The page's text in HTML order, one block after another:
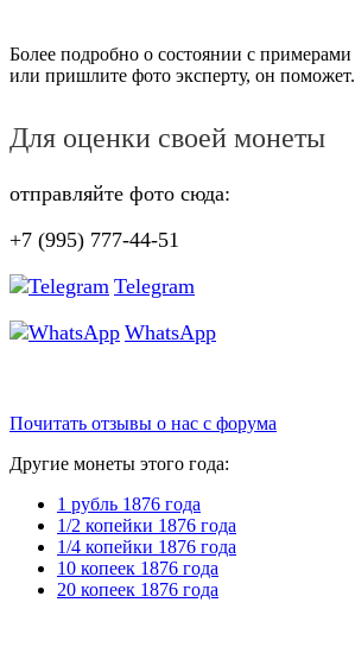
Более подробно о состоянии с примерами
или пришлите фото эксперту, он поможет.
Для оценки своей монеты
отправляйте фото сюда:
+7 (995) 777-44-51
Telegram
WhatsApp
Почитать отзывы о нас с форума
Другие монеты этого года:
1 рубль 1876 года
1/2 копейки 1876 года
1/4 копейки 1876 года
10 копеек 1876 года
20 копеек 1876 года